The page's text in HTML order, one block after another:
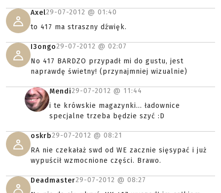
Axel29-07-2012 @ 01:40
to 417 ma straszny dźwięk.
I3ongo29-07-2012 @ 02:07
No 417 BARDZO przypadł mi do gustu, jest
naprawdę świetny! (przynajmniej wizualnie)
Mendi29-07-2012 @ 11:44
i te krówskie magazynki... ładownice
specjalne trzeba będzie szyć :D
oskrb29-07-2012 @ 08:21
RA nie czekałaż swd od WE zacznie sięsypać i już
wypuścił wzmocnione części. Brawo.
Deadmaster29-07-2012 @ 08:27